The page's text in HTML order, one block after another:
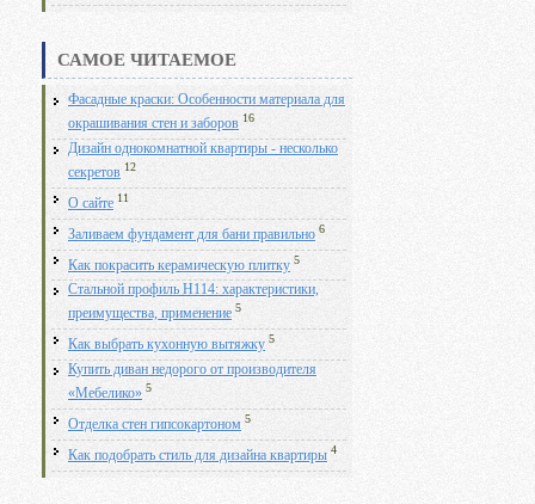
САМОЕ ЧИТАЕМОЕ
Фасадные краски: Особенности материала для
окрашивания стен и заборов 16
Дизайн однокомнатной квартиры - несколько
секретов 12
О сайте 11
Заливаем фундамент для бани правильно 6
Как покрасить керамическую плитку 5
Стальной профиль Н114: характеристики,
преимущества, применение 5
Как выбрать кухонную вытяжку 5
Купить диван недорого от производителя
«Мебелико» 5
Отделка стен гипсокартоном 5
Как подобрать стиль для дизайна квартиры 4